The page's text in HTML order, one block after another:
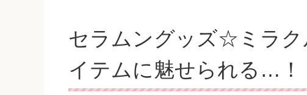
セラムングッズ☆ミラク
イテムに魅せられる…！